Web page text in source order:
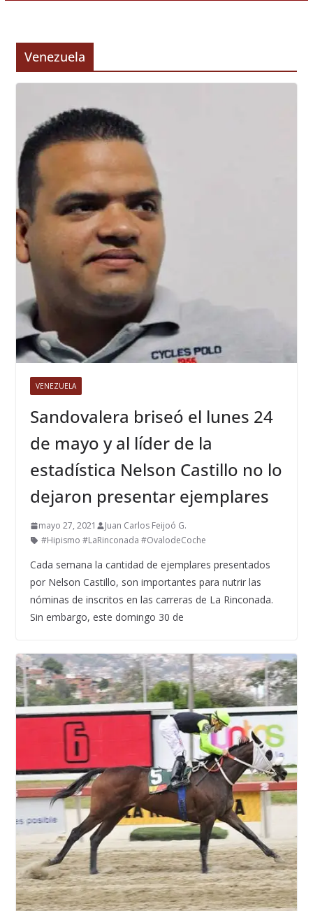
Venezuela
VENEZUELA
Sandovalera briseó el lunes 24
de mayo y al líder de la
estadística Nelson Castillo no lo
dejaron presentar ejemplares
mayo 27, 2021
Juan Carlos Feijoó G.
#Hipismo #LaRinconada #OvalodeCoche
Cada semana la cantidad de ejemplares presentados
por Nelson Castillo, son importantes para nutrir las
nóminas de inscritos en las carreras de La Rinconada.
Sin embargo, este domingo 30 de